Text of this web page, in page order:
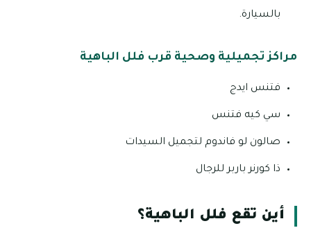
بالسيارة.
مراكز تجميلية وصحية قرب فلل الباهية
فتنس ايدج
سي كيه فتنس
صالون لو فاندوم لتجميل السيدات
ذا كورنر باربر للرجال
أين تقع فلل الباهية؟